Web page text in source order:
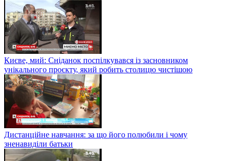
Києве, мий: Сніданок поспілкувався із засновником
унікального проєкту, який робить столицю чистішою
Дистанційне навчання: за що його полюбили і чому
зненавиділи батьки